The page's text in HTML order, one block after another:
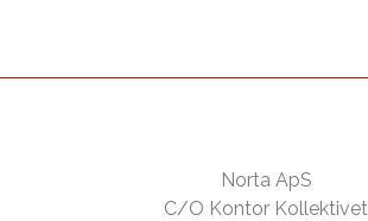
Norta ApS
C/O Kontor Kollektivet